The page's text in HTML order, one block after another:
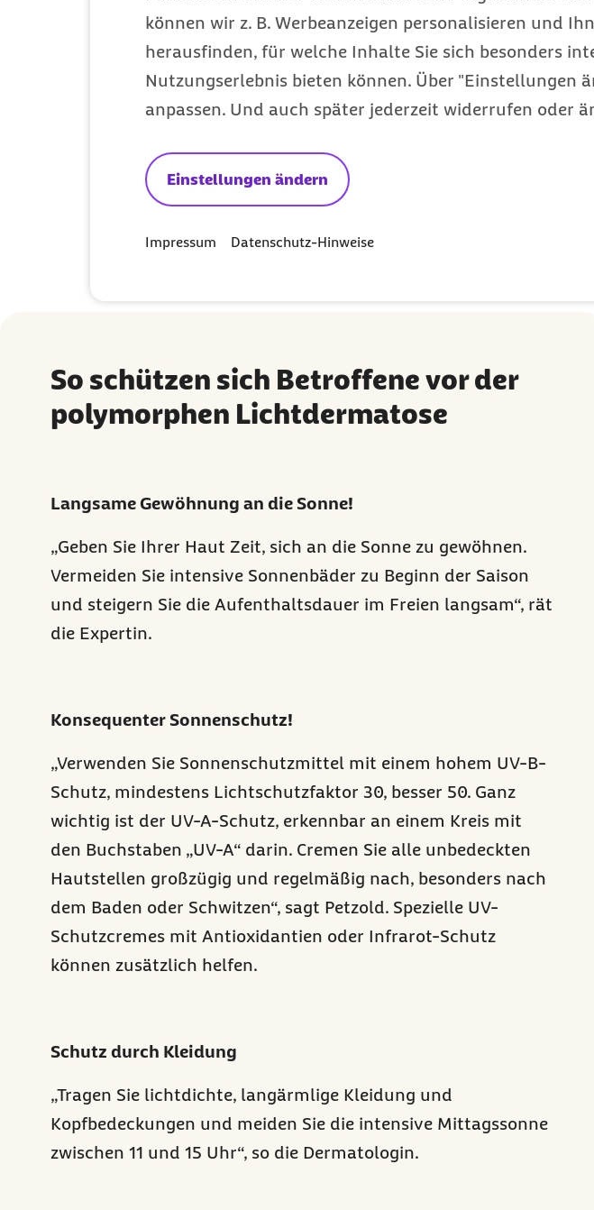
können wir z. B. Werbeanzeigen personalisieren und
herausfinden, für welche Inhalte Sie sich besonders
Nutzungserlebnis bieten können. Über
anpassen. Und auch später jederzeit widerrufen oder
Einstellungen ändern
Impressum Datenschutz-Hinweise
sollten aber nur kurzfristig und nur nach ärztlicher
Sonne meiden
Bis die Symptome abgeklungen sind, ist eine weitere
anhaltenden Beschwerden sollte eine Hautärztin oder
„Die polymorphe Lichtdermatose ist zwar unangenehm,
bekommen. Wer seine Haut langsam an die Sonne
So schützen sich Betroffene vor der
polymorphen Lichtdermatose
Langsame Gewöhnung an die Sonne!
„Geben Sie Ihrer Haut Zeit, sich an die Sonne zu gewöhnen.
Vermeiden Sie intensive Sonnenbäder zu Beginn der Saison
und steigern Sie die Aufenthaltsdauer im Freien langsam“, rät
die Expertin.
Konsequenter Sonnenschutz!
„Verwenden Sie Sonnenschutzmittel mit einem hohem UV-B-
Schutz, mindestens Lichtschutzfaktor 30, besser 50. Ganz
wichtig ist der UV-A-Schutz, erkennbar an einem Kreis mit
den Buchstaben „UV-A“ darin. Cremen Sie alle unbedeckten
Hautstellen großzügig und regelmäßig nach, besonders nach
dem Baden oder Schwitzen“, sagt Petzold. Spezielle UV-
Schutzcremes mit Antioxidantien oder Infrarot-Schutz
können zusätzlich helfen.
Schutz durch Kleidung
„Tragen Sie lichtdichte, langärmlige Kleidung und
Kopfbedeckungen und meiden Sie die intensive Mittagssonne
zwischen 11 und 15 Uhr“, so die Dermatologin.